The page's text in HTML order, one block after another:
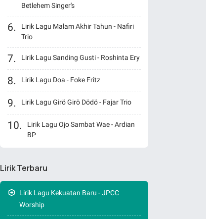
Betlehem Singer's
Lirik Lagu Malam Akhir Tahun - Nafiri
Trio
Lirik Lagu Sanding Gusti - Roshinta Ery
Lirik Lagu Doa - Foke Fritz
Lirik Lagu Girö Girö Dödö - Fajar Trio
Lirik Lagu Ojo Sambat Wae - Ardian
BP
Lirik Terbaru
Lirik Lagu Kekuatan Baru - JPCC
Worship